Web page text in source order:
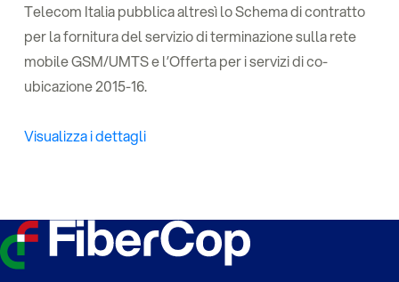
Telecom Italia pubblica altresì lo Schema di contratto
per la fornitura del servizio di terminazione sulla rete
mobile GSM/UMTS e l’Offerta per i servizi di co-
ubicazione 2015-16.
Visualizza i dettagli